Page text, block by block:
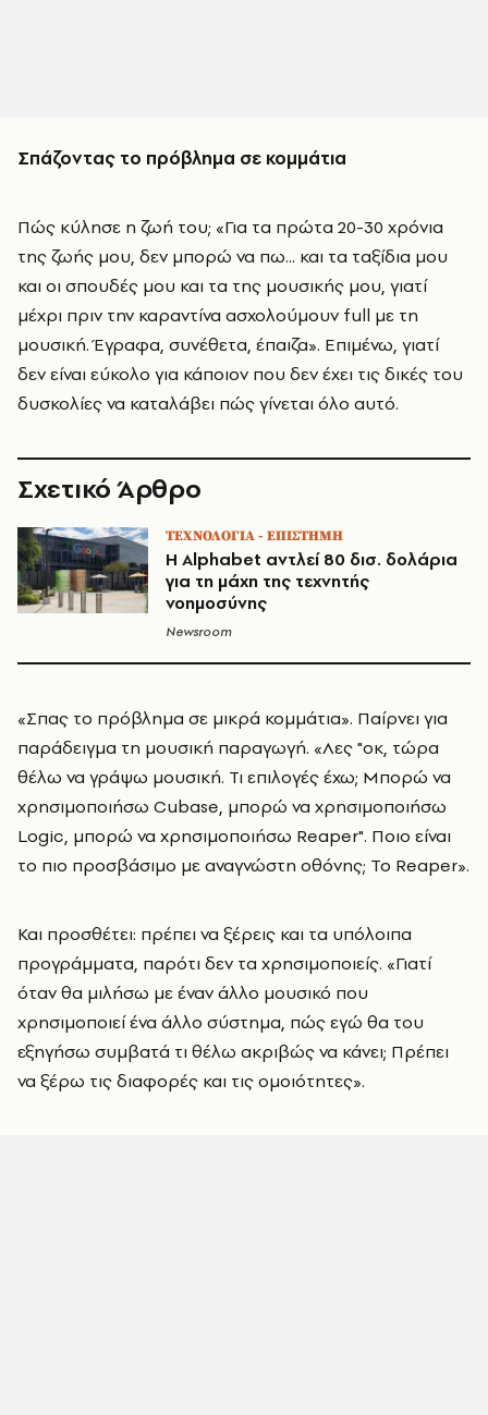
Σπάζοντας το πρόβλημα σε κομμάτια
Πώς κύλησε η ζωή του; «Για τα πρώτα 20-30 χρόνια
της ζωής μου, δεν μπορώ να πω... και τα ταξίδια μου
και οι σπουδές μου και τα της μουσικής μου, γιατί
μέχρι πριν την καραντίνα ασχολούμουν full με τη
μουσική. Έγραφα, συνέθετα, έπαιζα». Επιμένω, γιατί
δεν είναι εύκολο για κάποιον που δεν έχει τις δικές του
δυσκολίες να καταλάβει πώς γίνεται όλο αυτό.
Σχετικό Άρθρο
ΤΕΧΝΟΛΟΓΙΑ - ΕΠΙΣΤΗΜΗ
Η Alphabet αντλεί 80 δισ. δολάρια
για τη μάχη της τεχνητής
νοημοσύνης
Newsroom
«Σπας το πρόβλημα σε μικρά κομμάτια». Παίρνει για
παράδειγμα τη μουσική παραγωγή. «Λες "οκ, τώρα
θέλω να γράψω μουσική. Τι επιλογές έχω; Μπορώ να
χρησιμοποιήσω Cubase, μπορώ να χρησιμοποιήσω
Logic, μπορώ να χρησιμοποιήσω Reaper". Ποιο είναι
το πιο προσβάσιμο με αναγνώστη οθόνης; Το Reaper».
Και προσθέτει: πρέπει να ξέρεις και τα υπόλοιπα
προγράμματα, παρότι δεν τα χρησιμοποιείς. «Γιατί
όταν θα μιλήσω με έναν άλλο μουσικό που
χρησιμοποιεί ένα άλλο σύστημα, πώς εγώ θα του
εξηγήσω συμβατά τι θέλω ακριβώς να κάνει; Πρέπει
να ξέρω τις διαφορές και τις ομοιότητες».